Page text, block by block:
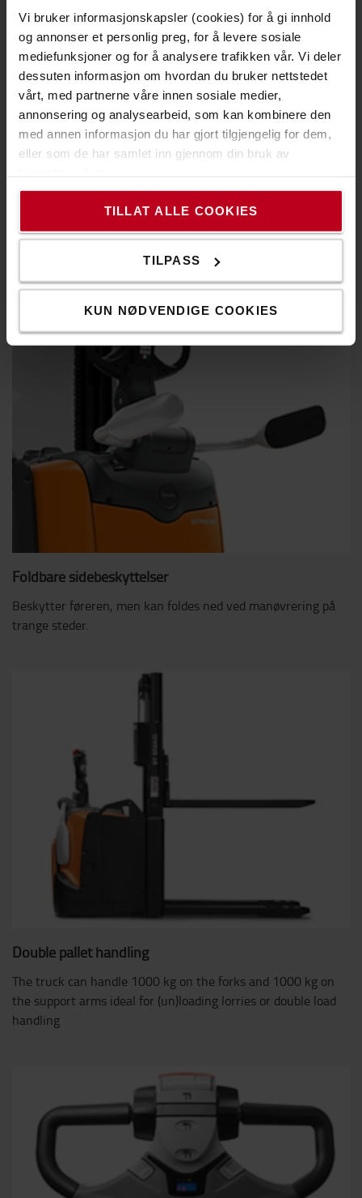
Vi bruker informasjonskapsler (cookies) for å gi innhold
og annonser et personlig preg, for å levere sosiale
mediefunksjoner og for å analysere trafikken vår. Vi deler
dessuten informasjon om hvordan du bruker nettstedet
vårt, med partnerne våre innen sosiale medier,
annonsering og analysearbeid, som kan kombinere den
med annen informasjon du har gjort tilgjengelig for dem,
eller som de har samlet inn gjennom din bruk av
TILLAT ALLE COOKIES
TILPASS
KUN NØDVENDIGE COOKIES
Gjør det mulig å kjøre på trucken over lengre avstander,
Foldbare sidebeskyttelser
Beskytter føreren, men kan foldes ned ved manøvrering på
trange steder.
Double pallet handling
The truck can handle 1000 kg on the forks and 1000 kg on
the support arms ideal for (un)loading lorries or double load
handling